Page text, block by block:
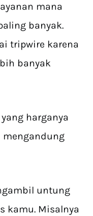
mana
banyak.
tripwire karena
banyak
harganya
untung
kamu. Misalnya